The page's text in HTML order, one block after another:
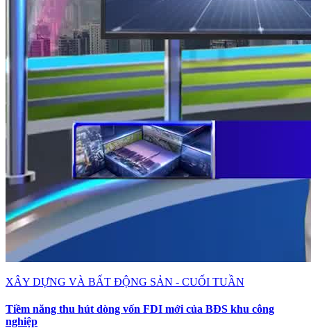
XÂY DỰNG VÀ BẤT ĐỘNG SẢN - CUỐI TUẦN
Tiềm năng thu hút dòng vốn FDI mới của BĐS khu công
nghiệp